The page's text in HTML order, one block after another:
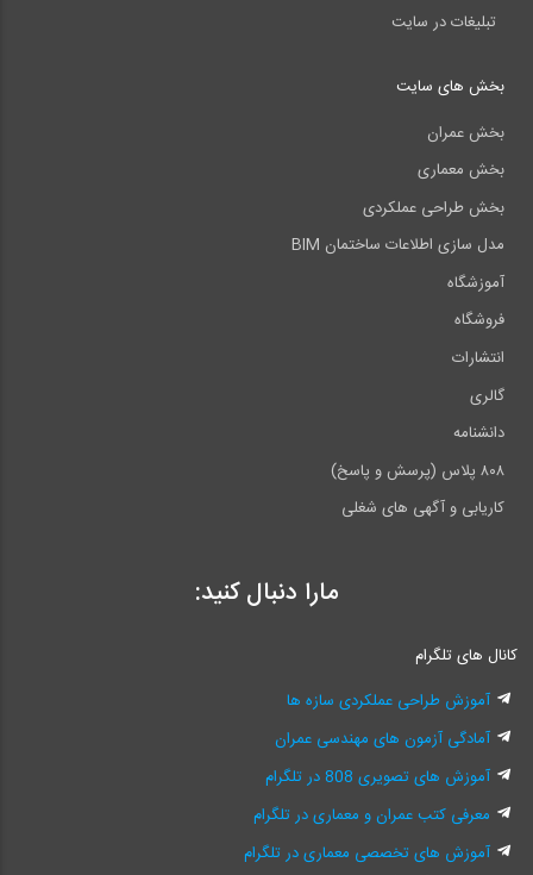
تبلیغات در سایت
بخش های سایت
بخش عمران
بخش معماری
بخش طراحی عملکردی
مدل سازی اطلاعات ساختمان BIM
آموزشگاه
فروشگاه
انتشارات
گالری
دانشنامه
۸۰۸ پلاس (پرسش و پاسخ)
کاریابی و آگهی های شغلی
مارا دنبال کنید:
کانال های تلگرام
آموزش طراحی عملکردی سازه ها
آمادگی آزمون های مهندسی عمران
آموزش های تصویری 808 در تلگرام
معرفی کتب عمران و معماری در تلگرام
آموزش های تخصصی معماری در تلگرام